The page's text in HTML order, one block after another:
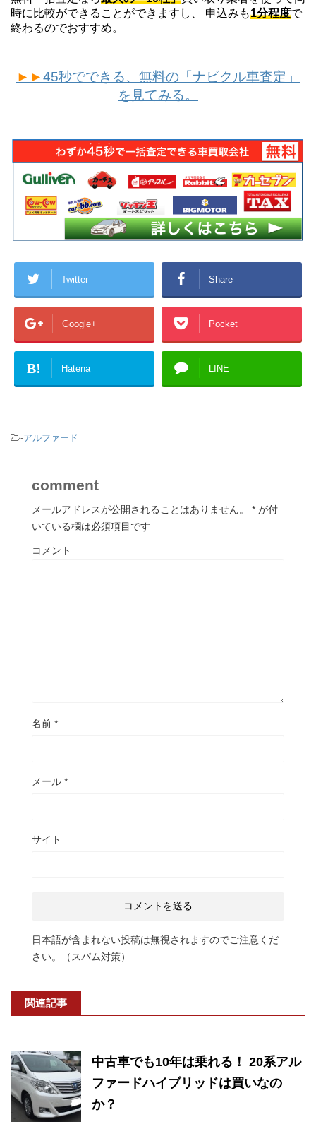
時に比較ができることができますし、 申込みも1分程度で
終わるのでおすすめ。
►►45秒でできる、無料の「ナビクル車査定」
を見てみる。
Twitter Share
Google+ Pocket
B! Hatena LINE
-アルファード
comment
メールアドレスが公開されることはありません。 * が付
いている欄は必須項目です
コメント
名前 *
メール *
サイト
日本語が含まれない投稿は無視されますのでご注意くだ
さい。（スパム対策）
関連記事
中古車でも10年は乗れる！ 20系アル
ファードハイブリッドは買いなの
か？